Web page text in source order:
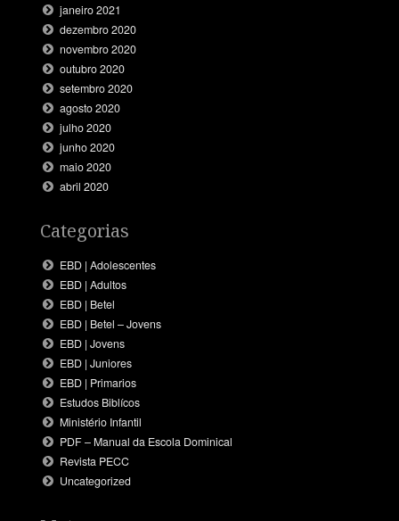
janeiro 2021
dezembro 2020
novembro 2020
outubro 2020
setembro 2020
agosto 2020
julho 2020
junho 2020
maio 2020
abril 2020
Categorias
EBD | Adolescentes
EBD | Adultos
EBD | Betel
EBD | Betel – Jovens
EBD | Jovens
EBD | Juniores
EBD | Primarios
Estudos Biblícos
Ministério Infantil
PDF – Manual da Escola Dominical
Revista PECC
Uncategorized